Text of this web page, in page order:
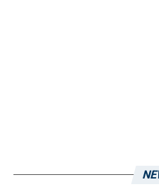
lavoro. Anche a me